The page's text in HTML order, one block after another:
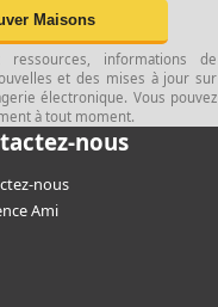
ressources, informations de
et des mises à jour sur
électronique. Vous pouvez
à tout moment.
nous
nous
Ami